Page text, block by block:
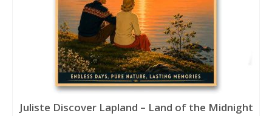
Juliste Discover Lapland – Land of the Midnight